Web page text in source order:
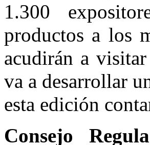
1.300
productos a los
acudirán a
va a desarrollar
esta edición
Consejo